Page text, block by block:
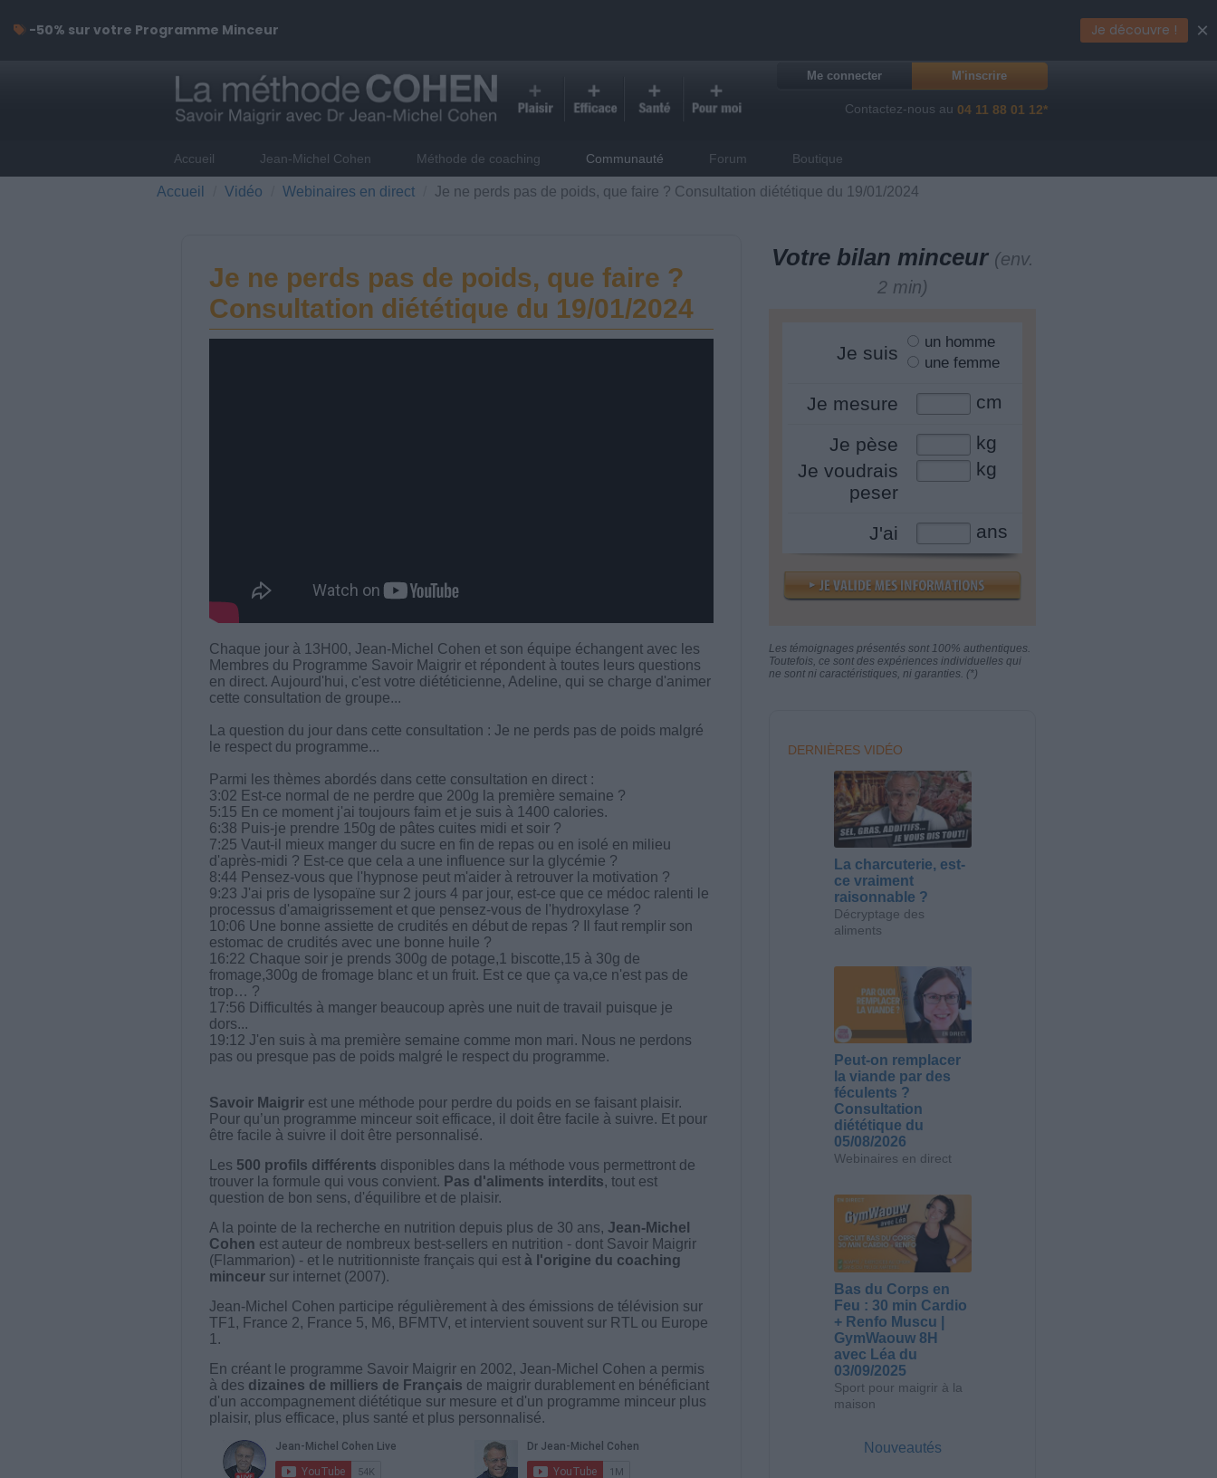
Me connecter M'inscrire
Contactez-nous au 04 11 88 01 12*
Accueil Jean-Michel Cohen Méthode de coaching Communauté Forum Boutique
Accueil Vidéo Webinaires en direct Je ne perds pas de poids, que faire ? Consultation diététique du 19/01/2024
Je ne perds pas de poids, que faire ?
Consultation diététique du 19/01/2024
Chaque jour à 13H00, Jean-Michel Cohen et son équipe échangent avec les
Membres du Programme Savoir Maigrir et répondent à toutes leurs questions
en direct. Aujourd'hui, c'est votre diététicienne, Adeline, qui se charge d'animer
cette consultation de groupe...
La question du jour dans cette consultation : Je ne perds pas de poids malgré
le respect du programme...
Parmi les thèmes abordés dans cette consultation en direct :
3:02 Est-ce normal de ne perdre que 200g la première semaine ?
5:15 En ce moment j'ai toujours faim et je suis à 1400 calories.
6:38 Puis-je prendre 150g de pâtes cuites midi et soir ?
7:25 Vaut-il mieux manger du sucre en fin de repas ou en isolé en milieu
d'après-midi ? Est-ce que cela a une influence sur la glycémie ?
8:44 Pensez-vous que l'hypnose peut m'aider à retrouver la motivation ?
9:23 J'ai pris de lysopaïne sur 2 jours 4 par jour, est-ce que ce médoc ralenti le
processus d'amaigrissement et que pensez-vous de l'hydroxylase ?
10:06 Une bonne assiette de crudités en début de repas ? Il faut remplir son
estomac de crudités avec une bonne huile ?
16:22 Chaque soir je prends 300g de potage,1 biscotte,15 à 30g de
fromage,300g de fromage blanc et un fruit. Est ce que ça va,ce n'est pas de
trop… ?
17:56 Difficultés à manger beaucoup après une nuit de travail puisque je
dors...
19:12 J'en suis à ma première semaine comme mon mari. Nous ne perdons
pas ou presque pas de poids malgré le respect du programme.
Savoir Maigrirest une méthode pour perdre du poids en se faisant plaisir.
Pour qu’un programme minceur soit efficace, il doit être facile à suivre. Et pour
être facile à suivre il doit être personnalisé.
Les 500 profils différents disponibles dans la méthode vous permettront de
trouver la formule qui vous convient. Pas d'aliments interdits, tout est
question de bon sens, d'équilibre et de plaisir.
A la pointe de la recherche en nutrition depuis plus de 30 ans, Jean-Michel
Cohen est auteur de nombreux best-sellers en nutrition - dont Savoir Maigrir
(Flammarion) - et le nutritionniste français qui est à l'origine du coaching
minceursur internet (2007).
Jean-Michel Cohen participe régulièrement à des émissions de télévision sur
TF1, France 2, France 5, M6, BFMTV, et intervient souvent sur RTL ou Europe
1.
En créant le programme Savoir Maigrir en 2002, Jean-Michel Cohen a permis
à des dizaines de milliers de Français de maigrir durablement en bénéficiant
d'un accompagnement diététique sur mesure et d'un programme minceur plus
plaisir, plus efficace, plus santé et plus personnalisé.
Votre bilan minceur (env.
2 min)
Je suis
un homme
une femme
Je mesure cm
Je pèse
kg
Je voudrais
peser
kg
J'ai ans
Les témoignages présentés sont 100% authentiques.
Toutefois, ce sont des expériences individuelles qui
ne sont ni caractéristiques, ni garanties. (*)
DERNIÈRES VIDÉO
La charcuterie, est-
ce vraiment
raisonnable ?
Décryptage des
aliments
Peut-on remplacer
la viande par des
féculents ?
Consultation
diététique du
05/08/2026
Webinaires en direct
Bas du Corps en
Feu : 30 min Cardio
+ Renfo Muscu |
GymWaouw 8H
avec Léa du
03/09/2025
Sport pour maigrir à la
maison
Nouveautés
-50% sur votre Programme Minceur Je découvre ! ×